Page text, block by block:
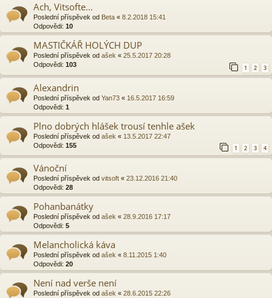
Ach, Vitsofte...
Poslední příspěvek od Beta « 8.2.2018 15:41
Odpovědi: 10
MASTIČKÁŘ HOLÝCH DUP
Poslední příspěvek od ašek « 25.5.2017 20:28
Odpovědi: 103 1 2 3
Alexandrin
Poslední příspěvek od Yan73 « 16.5.2017 16:59
Odpovědi: 1
Plno dobrých hlášek trousí tenhle ašek
Poslední příspěvek od ašek « 13.5.2017 22:47
Odpovědi: 155 1 2 3 4
Vánoční
Poslední příspěvek od vitsoft « 23.12.2016 21:40
Odpovědi: 28
Pohanbanátky
Poslední příspěvek od ašek « 28.9.2016 17:17
Odpovědi: 5
Melancholická káva
Poslední příspěvek od ašek « 8.11.2015 1:40
Odpovědi: 20
Není nad verše není
Poslední příspěvek od ašek « 28.6.2015 22:26